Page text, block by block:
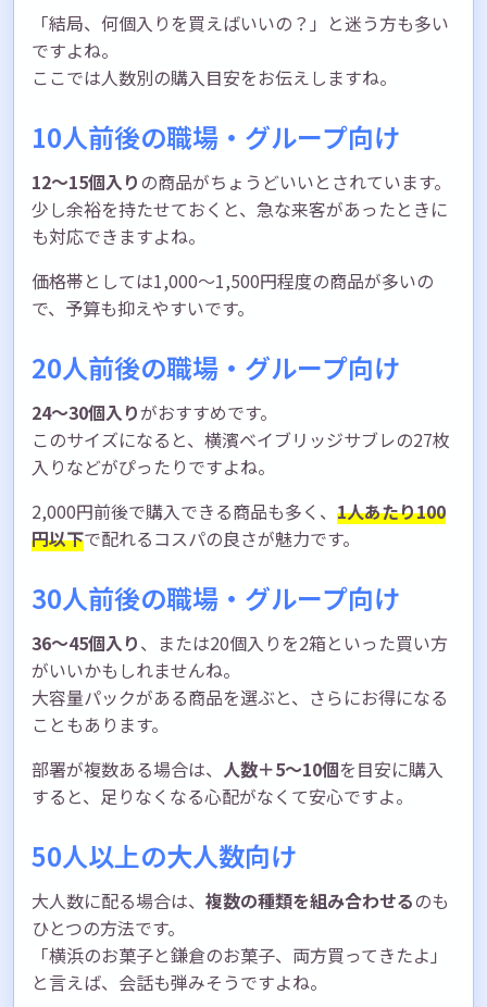
「結局、何個入りを買えばいいの？」と迷う方も多い
ですよね。
ここでは人数別の購入目安をお伝えしますね。
10人前後の職場・グループ向け
12〜15個入り の商品がちょうどいいとされています。
少し余裕を持たせておくと、急な来客があったときに
も対応できますよね。
価格帯としては1,000〜1,500円程度の商品が多いの
で、予算も抑えやすいです。
20人前後の職場・グループ向け
24〜30個入りがおすすめです。
このサイズになると、横濱ベイブリッジサブレの27枚
入りなどがぴったりですよね。
2,000円前後で購入できる商品も多く、 1人あたり100
円以下で配れるコスパの良さが魅力です。
30人前後の職場・グループ向け
36〜45個入り、または20個入りを2箱といった買い方
がいいかもしれませんね。
大容量パックがある商品を選ぶと、さらにお得になる
こともあります。
部署が複数ある場合は、 人数＋5〜10個を目安に購入
すると、足りなくなる心配がなくて安心ですよ。
50人以上の大人数向け
大人数に配る場合は、 複数の種類を組み合わせるのも
ひとつの方法です。
「横浜のお菓子と鎌倉のお菓子、両方買ってきたよ」
と言えば、会話も弾みそうですよね。